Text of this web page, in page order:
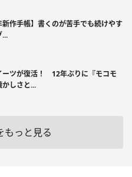
新作手帳】書くのが苦手でも続けやす
ーツが復活！ 12年ぶりに『モコモ
しさと...
もっと見る